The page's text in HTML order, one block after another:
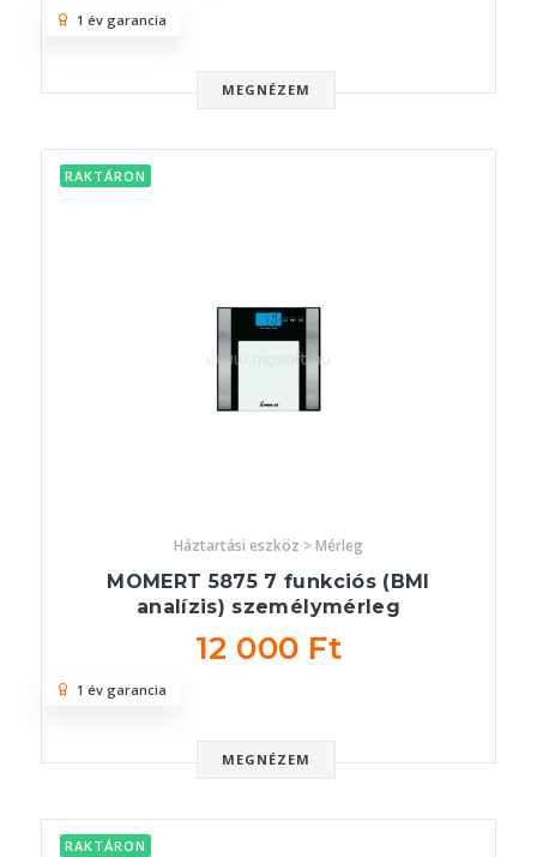
MEGNÉZEM
1 év garancia
RAKTÁRON
Háztartási eszköz > Mérleg
MOMERT 5875 7 funkciós (BMI
analízis) személymérleg
12 000 Ft
MEGNÉZEM
1 év garancia
RAKTÁRON